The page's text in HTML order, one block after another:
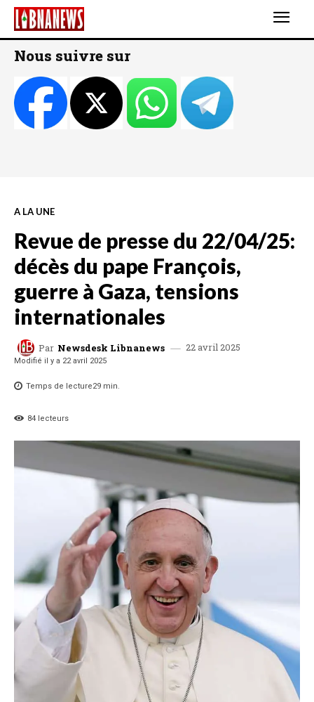
Nous suivre sur
A LA UNE
Revue de presse du 22/04/25:
décès du pape François,
guerre à Gaza, tensions
internationales
Par Newsdesk Libnanews 22 avril 2025
Modifié il y a 22 avril 2025
Temps de lecture29 min.
84 lecteurs